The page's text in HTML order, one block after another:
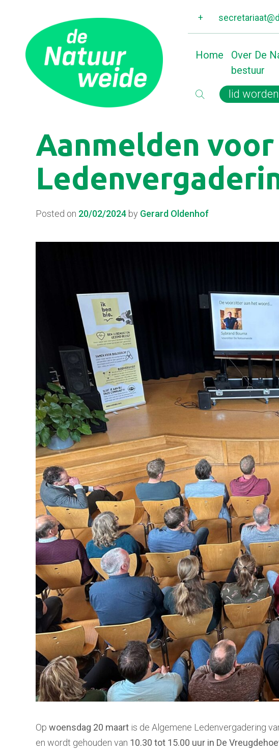
+
Home
Over De
bestuur
lid worden
Aanmelden
Posted on 20/02/2024 by Gerard Oldenhof
Op woensdag 20 maart is de Algemene Ledenvergadering
en wordt gehouden van 10.30 tot 15.00 uur in De